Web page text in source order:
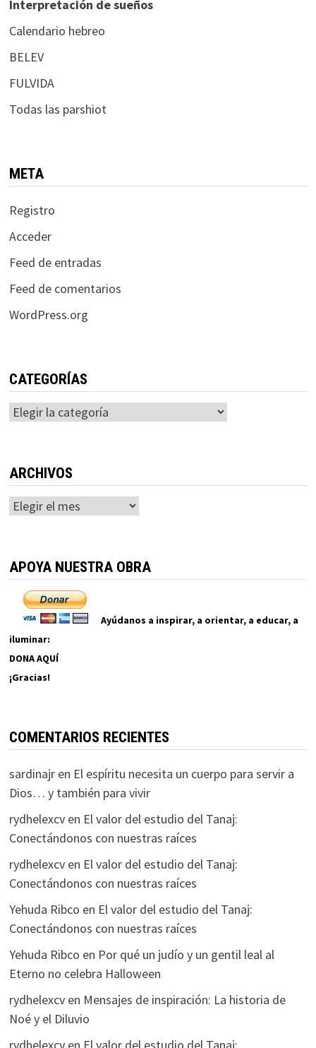
Interpretación de sueños
Calendario hebreo
BELEV
FULVIDA
Todas las parshiot
META
Registro
Acceder
Feed de entradas
Feed de comentarios
WordPress.org
CATEGORÍAS
Categorías
ARCHIVOS
Archivos
APOYA NUESTRA OBRA
Ayúdanos a inspirar, a orientar, a educar, a
iluminar:
DONA AQUÍ
¡Gracias!
COMENTARIOS RECIENTES
sardinajren El espíritu necesita un cuerpo para servir a
Dios… y también para vivir
rydhelexcven El valor del estudio del Tanaj:
Conectándonos con nuestras raíces
rydhelexcven El valor del estudio del Tanaj:
Conectándonos con nuestras raíces
Yehuda Ribco en El valor del estudio del Tanaj:
Conectándonos con nuestras raíces
Yehuda Ribco en Por qué un judío y un gentil leal al
Eterno no celebra Halloween
rydhelexcven Mensajes de inspiración: La historia de
Noé y el Diluvio